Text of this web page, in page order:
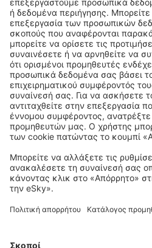
Κατεβάστε την
και σχεδιάστε με
Προγραμματίστε το ταξίδι
City Break
Διακοπές
Διαμονή
Πτήση+Ξενοδοχείο
Ξενοδοχεία
Μεταφορές